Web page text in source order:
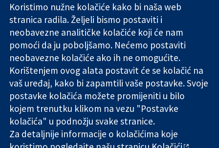
Pouzdani dokazi.
Utemeljeni
dokazi.
Bolje zdravlje.
London
W1G 0AN
Ujedinjeno
Kraljevstvo
Novosti
medije
O nama
Poslovi
Cochrane
Library
The Cochrane Collaboration is a charity (no. 1045921) and a
company limited by guarantee (no. 03044323) registered in
England & Wales. VAT registration number GB 718 2127 49.
Koristimo nužne kolačiće kako bi naša web
stranica radila. Željeli bismo postaviti i
neobavezne analitičke kolačiće koji će nam
pomoći da ju poboljšamo. Nećemo postaviti
neobavezne kolačiće ako ih ne omogućite.
Korištenjem ovog alata postavit će se kolačić na
vaš uređaj, kako bi zapamtili vaše postavke. Svoje
postavke kolačića možete promijeniti u bilo
kojem trenutku klikom na vezu "Postavke
kolačića" u podnožju svake stranice.
Za detaljnije informacije o kolačićima koje